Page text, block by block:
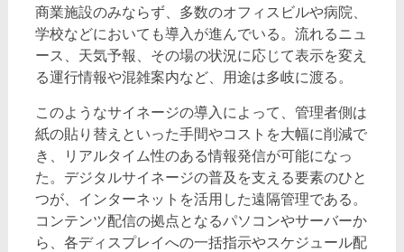
商業施設のみならず、多数のオフィスビルや病院、
学校などにおいても導入が進んでいる。流れるニュ
ース、天気予報、その場の状況に応じて表示を変え
る運行情報や混雑案内など、用途は多岐に渡る。
このようなサイネージの導入によって、管理者側は
紙の貼り替えといった手間やコストを大幅に削減で
き、リアルタイム性のある情報発信が可能になっ
た。デジタルサイネージの普及を支える要素のひと
つが、インターネットを活用した遠隔管理である。
コンテンツ配信の拠点となるパソコンやサーバーか
ら、各ディスプレイへの一括指示やスケジュール配